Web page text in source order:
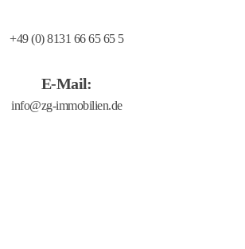
+49 (0) 8131 66 65 65 5
E-Mail: